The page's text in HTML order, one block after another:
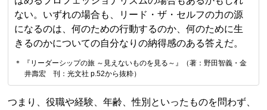
ない。いずれの場合も、リード・ザ・セルフの力の源
になるのは、何のための行動するのか、何のために生
きるのかについての自分なりの納得感のある答えだ。
＊ 『リーダーシップの旅 ～見えないものを見る～』（著：野田智義・金
井壽宏 刊：光文社 p.52から抜粋）
つまり、役職や経験、年齢、性別といったものを問わず、